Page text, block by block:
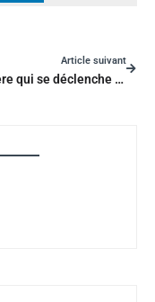
Article suivant
Chaudière qui se déclenche sans raison